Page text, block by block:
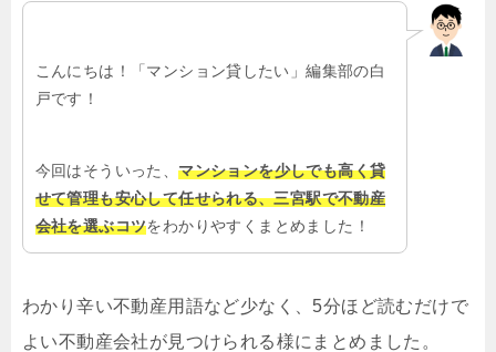
こんにちは！「マンション貸したい」編集部の白
戸です！
今回はそういった、マンションを少しでも高く貸
せて管理も安心して任せられる、三宮駅で不動産
会社を選ぶコツをわかりやすくまとめました！
わかり辛い不動産用語など少なく、5分ほど読むだけで
よい不動産会社が見つけられる様にまとめました。